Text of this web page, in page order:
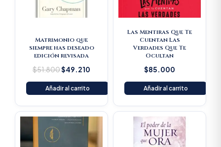
Matrimonio que
siempre has deseado
edición revisada
$51.800$49.210
Añadir al carrito
Las Mentiras Que Te
Cuentan Las
Verdades Que Te
Ocultan
$85.000
Añadir al carrito
Original
price
was:
$80.500.
Current